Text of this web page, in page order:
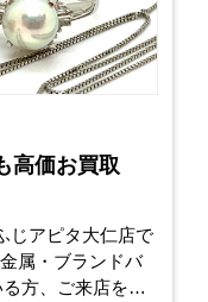
高価お買取
アピタ大仁店で
属・ブランドバ
方、ご来店をお